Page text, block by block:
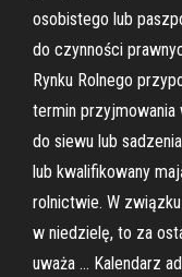
osobistego lub
do czynności
Rynku Rolnego
termin przyjmowania
do siewu lub
lub kwalifikowany
rolnictwie. W
w niedzielę, to za
uważa … Kalendarz